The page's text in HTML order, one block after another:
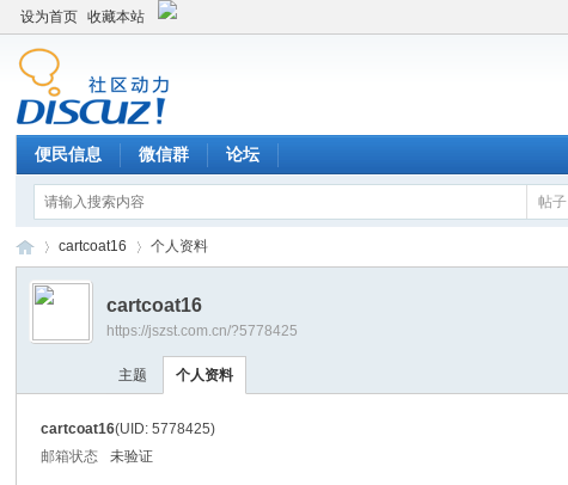
设为首页 收藏本站
便民信息 微信群 论坛
帖子
›
cartcoat16 个人资料
cartcoat16
https://jszst.com.cn/?5778425
主题 个人资料
cartcoat16(UID: 5778425)
邮箱状态
未验证